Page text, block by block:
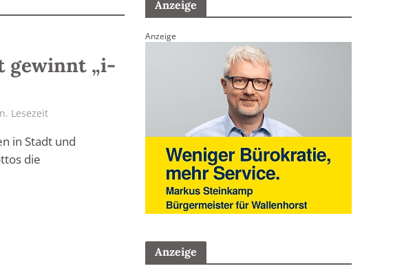
gewinnt „i-
Lesezeit
in Stadt und
die
Anzeige
Anzeige
Anzeige